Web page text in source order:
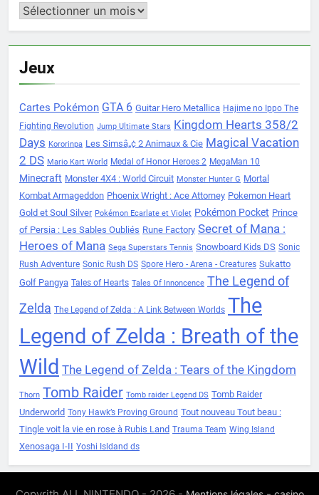
Archives
Jeux
Cartes Pokémon GTA 6 Guitar Hero Metallica Hajime no Ippo The
Fighting Revolution Jump Ultimate Stars Kingdom Hearts 358/2
Days Kororinpa Les Simsâ„¢ 2 Animaux & Cie Magical Vacation
2 DS Mario Kart World Medal of Honor Heroes 2 MegaMan 10
Minecraft Monster 4X4 : World Circuit Monster Hunter G Mortal
Kombat Armageddon Phoenix Wright : Ace Attorney Pokemon Heart
Gold et Soul Silver Pokémon Ecarlate et Violet Pokémon Pocket Prince
of Persia : Les Sables Oubliés Rune Factory Secret of Mana :
Heroes of Mana Sega Superstars Tennis Snowboard Kids DS Sonic
Rush Adventure Sonic Rush DS Spore Hero - Arena - Creatures Sukatto
Golf Pangya Tales of Hearts Tales Of Innoncence The Legend of
Zelda The Legend of Zelda : A Link Between Worlds The
Legend of Zelda : Breath of the
Wild The Legend of Zelda : Tears of the Kingdom
Thorn Tomb Raider Tomb raider Legend DS Tomb Raider
Underworld Tony Hawk’s Proving Ground Tout nouveau Tout beau :
Tingle voit la vie en rose à Rubis Land Trauma Team Wing Island
Xenosaga I-II Yoshi Isldand ds